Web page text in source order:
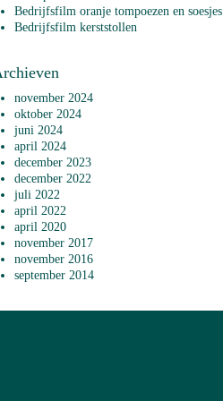
Bedrijfsfilm oranje tompoezen en soesjes
Bedrijfsfilm kerststollen
november 2024
oktober 2024
juni 2024
april 2024
december 2023
december 2022
juli 2022
april 2022
april 2020
november 2017
november 2016
september 2014